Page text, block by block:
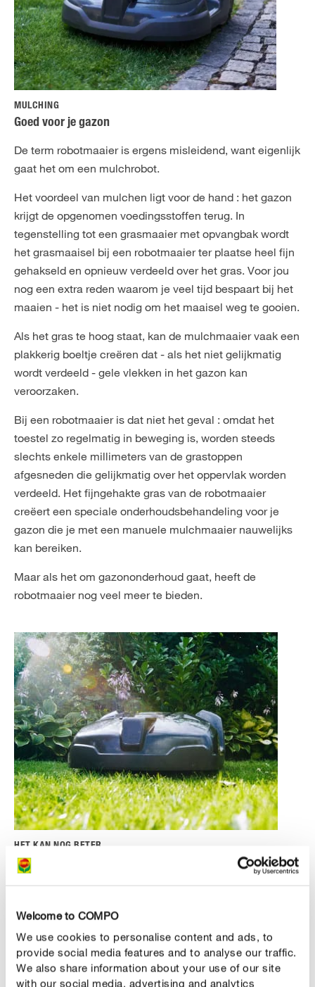
Welcome to COMPO
We use cookies to personalise content and ads, to
provide social media features and to analyse our traffic.
We also share information about your use of our site
with our social media, advertising and analytics
MULCHING
Goed voor je gazon
De term robotmaaier is ergens misleidend, want eigenlijk
gaat het om een mulchrobot.
Het voordeel van mulchen ligt voor de hand : het gazon
krijgt de opgenomen voedingsstoffen terug. In
tegenstelling tot een grasmaaier met opvangbak wordt
het grasmaaisel bij een robotmaaier ter plaatse heel fijn
gehakseld en opnieuw verdeeld over het gras. Voor jou
nog een extra reden waarom je veel tijd bespaart bij het
maaien - het is niet nodig om het maaisel weg te gooien.
Als het gras te hoog staat, kan de mulchmaaier vaak een
plakkerig boeltje creëren dat - als het niet gelijkmatig
wordt verdeeld - gele vlekken in het gazon kan
veroorzaken.
Bij een robotmaaier is dat niet het geval : omdat het
toestel zo regelmatig in beweging is, worden steeds
slechts enkele millimeters van de grastoppen
afgesneden die gelijkmatig over het oppervlak worden
verdeeld. Het fijngehakte gras van de robotmaaier
creëert een speciale onderhoudsbehandeling voor je
gazon die je met een manuele mulchmaaier nauwelijks
kan bereiken.
Maar als het om gazononderhoud gaat, heeft de
robotmaaier nog veel meer te bieden.
HET KAN NOG BETER
Gazononderhoud door de robotmaaier
effect heeft op de groei van de grassprieten, tolereren
niet zo goed. Klaver zal je bijvoorbeeld zelden vinden in
een gazon dat wordt gemaaid met een robotmaaier en
ook voor mos liggen de kaarten slecht door de goede